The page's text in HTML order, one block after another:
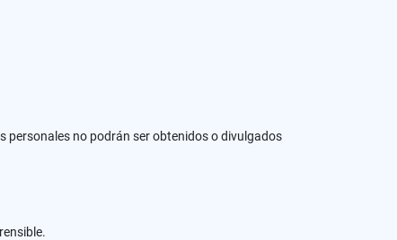
personales no podrán ser obtenidos o divulgados